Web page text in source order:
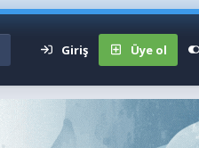
Giriş Üye ol